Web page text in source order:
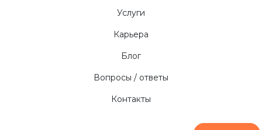
Услуги
Карьера
Блог
Вопросы / ответы
Контакты